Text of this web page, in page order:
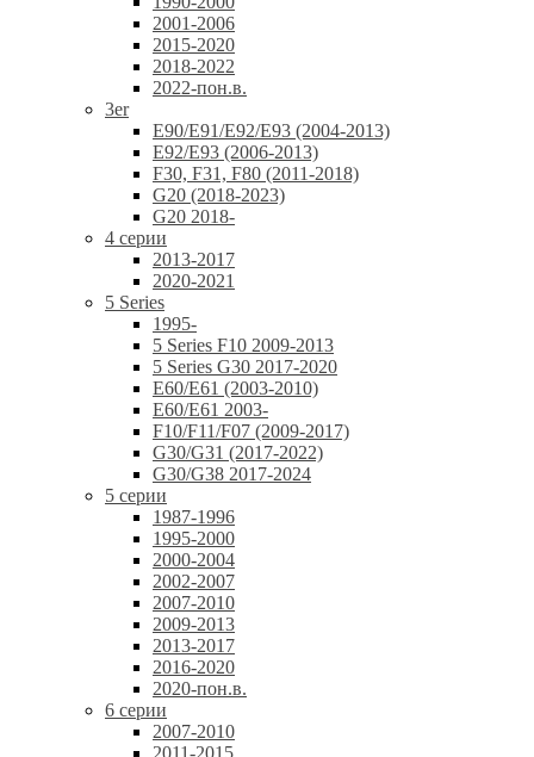
2001-2006
2015-2020
2018-2022
2022-пон.в.
3er
E90/E91/E92/E93 (2004-2013)
E92/E93 (2006-2013)
F30, F31, F80 (2011-2018)
G20 (2018-2023)
G20 2018-
4 серии
2013-2017
2020-2021
5 Series
1995-
5 Series F10 2009-2013
5 Series G30 2017-2020
E60/E61 (2003-2010)
E60/E61 2003-
F10/F11/F07 (2009-2017)
G30/G31 (2017-2022)
G30/G38 2017-2024
5 серии
1987-1996
1995-2000
2000-2004
2002-2007
2007-2010
2009-2013
2013-2017
2016-2020
2020-пон.в.
6 серии
2007-2010
2011-2015